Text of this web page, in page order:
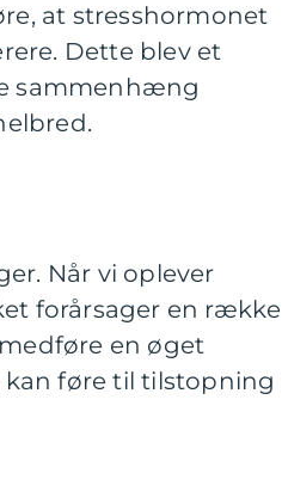
at stresshormonet
Dette blev et
sammenhæng
Når vi oplever
forårsager en række
en øget
føre til tilstopning